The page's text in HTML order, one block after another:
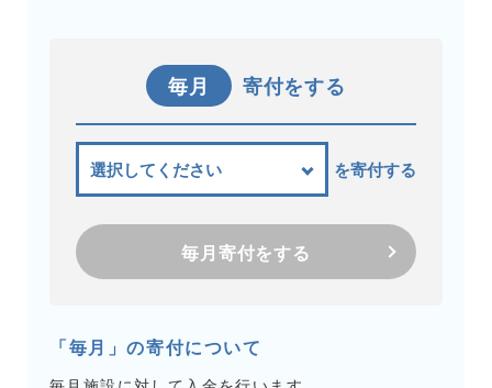
毎月 寄付をする
を寄付する
毎月寄付をする
「毎月」の寄付について